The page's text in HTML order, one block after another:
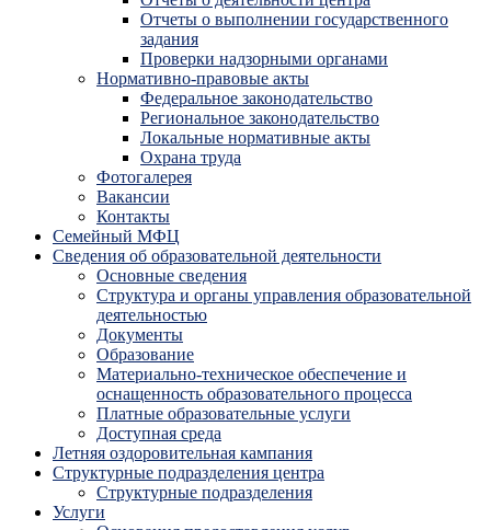
Отчеты о выполнении государственного
задания
Проверки надзорными органами
Нормативно-правовые акты
Федеральное законодательство
Региональное законодательство
Локальные нормативные акты
Охрана труда
Фотогалерея
Вакансии
Контакты
Семейный МФЦ
Сведения об образовательной деятельности
Основные сведения
Структура и органы управления образовательной
деятельностью
Документы
Образование
Материально-техническое обеспечение и
оснащенность образовательного процесса
Платные образовательные услуги
Доступная среда
Летняя оздоровительная кампания
Структурные подразделения центра
Структурные подразделения
Услуги